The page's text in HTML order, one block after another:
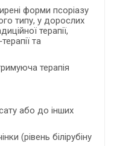
форми псоріазу
типу, у дорослих
терапії,
та
терапія
або до інших
(рівень білірубіну